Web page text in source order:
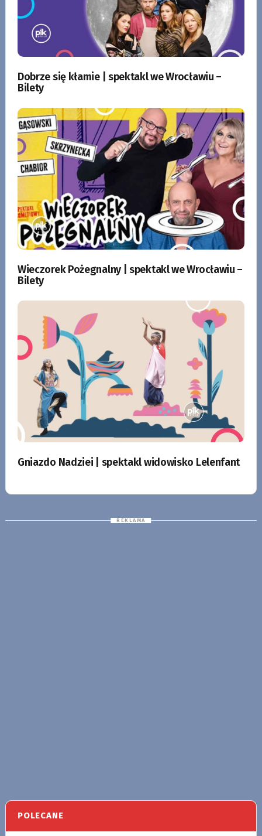
Dobrze się kłamie | spektakl we Wrocławiu –
Bilety
Wieczorek Pożegnalny | spektakl we Wrocławiu –
Bilety
Gniazdo Nadziei | spektakl widowisko Lelenfant
POLECANE